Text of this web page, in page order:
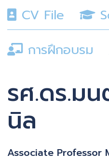
CV File
การฝึกอบรม
รศ.ดร.ม
นิล
Associate Professor